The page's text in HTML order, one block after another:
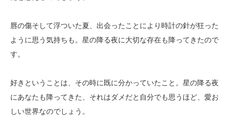
唇の傷そして浮ついた夏、出会ったことにより時計の針が狂った
ように思う気持ちも。星の降る夜に大切な存在も降ってきたので
す。
好きということは、その時に既に分かっていたこと。星の降る夜
にあなたも降ってきた、それはダメだと自分でも思うほど、愛お
しい世界なのでしょう。